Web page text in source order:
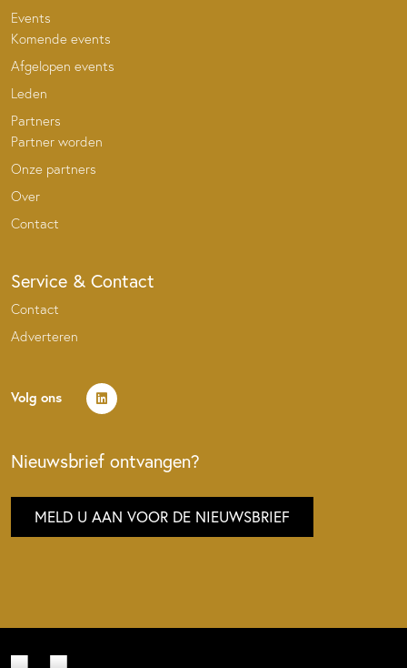
Events
Komende events
Afgelopen events
Leden
Partners
Partner worden
Onze partners
Over
Contact
Service & Contact
Contact
Adverteren
Volg ons
Nieuwsbrief ontvangen?
MELD U AAN VOOR DE NIEUWSBRIEF